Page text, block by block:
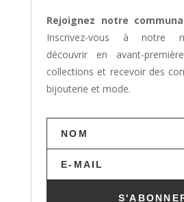
Rejoignez notre
Inscrivez-vous à notre
découvrir en avant-
collections et recevoir des
bijouterie et mode.